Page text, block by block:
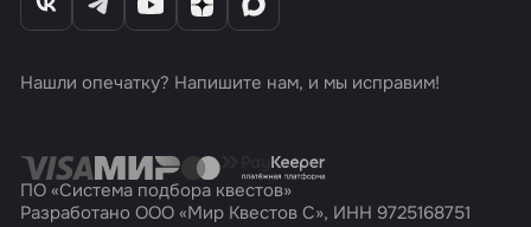
Нашли опечатку? Напишите нам, и мы исправим!
ПО «Система подбора квестов»
Разработано ООО «Мир Квестов С», ИНН 9725168751